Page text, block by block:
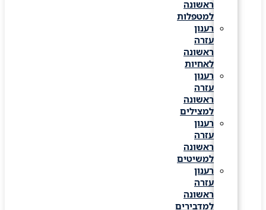
ראשונה
למטפלות
רענון
עזרה
ראשונה
לאחיות
רענון
עזרה
ראשונה
למצילים
רענון
עזרה
ראשונה
למשיטים
רענון
עזרה
ראשונה
למדבירים